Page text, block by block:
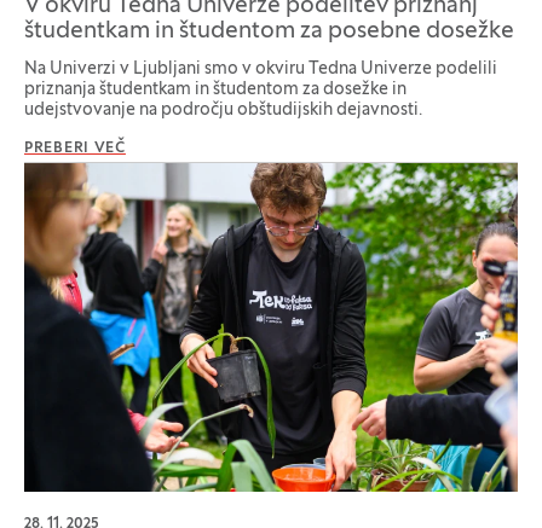
V okviru Tedna Univerze podelitev priznanj
študentkam in študentom za posebne dosežke
Na Univerzi v Ljubljani smo v okviru Tedna Univerze podelili
priznanja študentkam in študentom za dosežke in
udejstvovanje na področju obštudijskih dejavnosti.
PREBERI VEČ
28. 11. 2025